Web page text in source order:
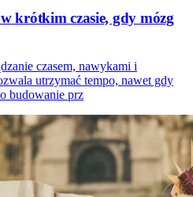
krótkim czasie, gdy mózg
czasem, nawykami i
utrzymać tempo, nawet gdy
budowanie prz